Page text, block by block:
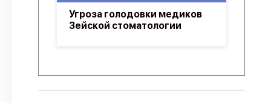
Угроза голодовки медиков
Зейской стоматологии